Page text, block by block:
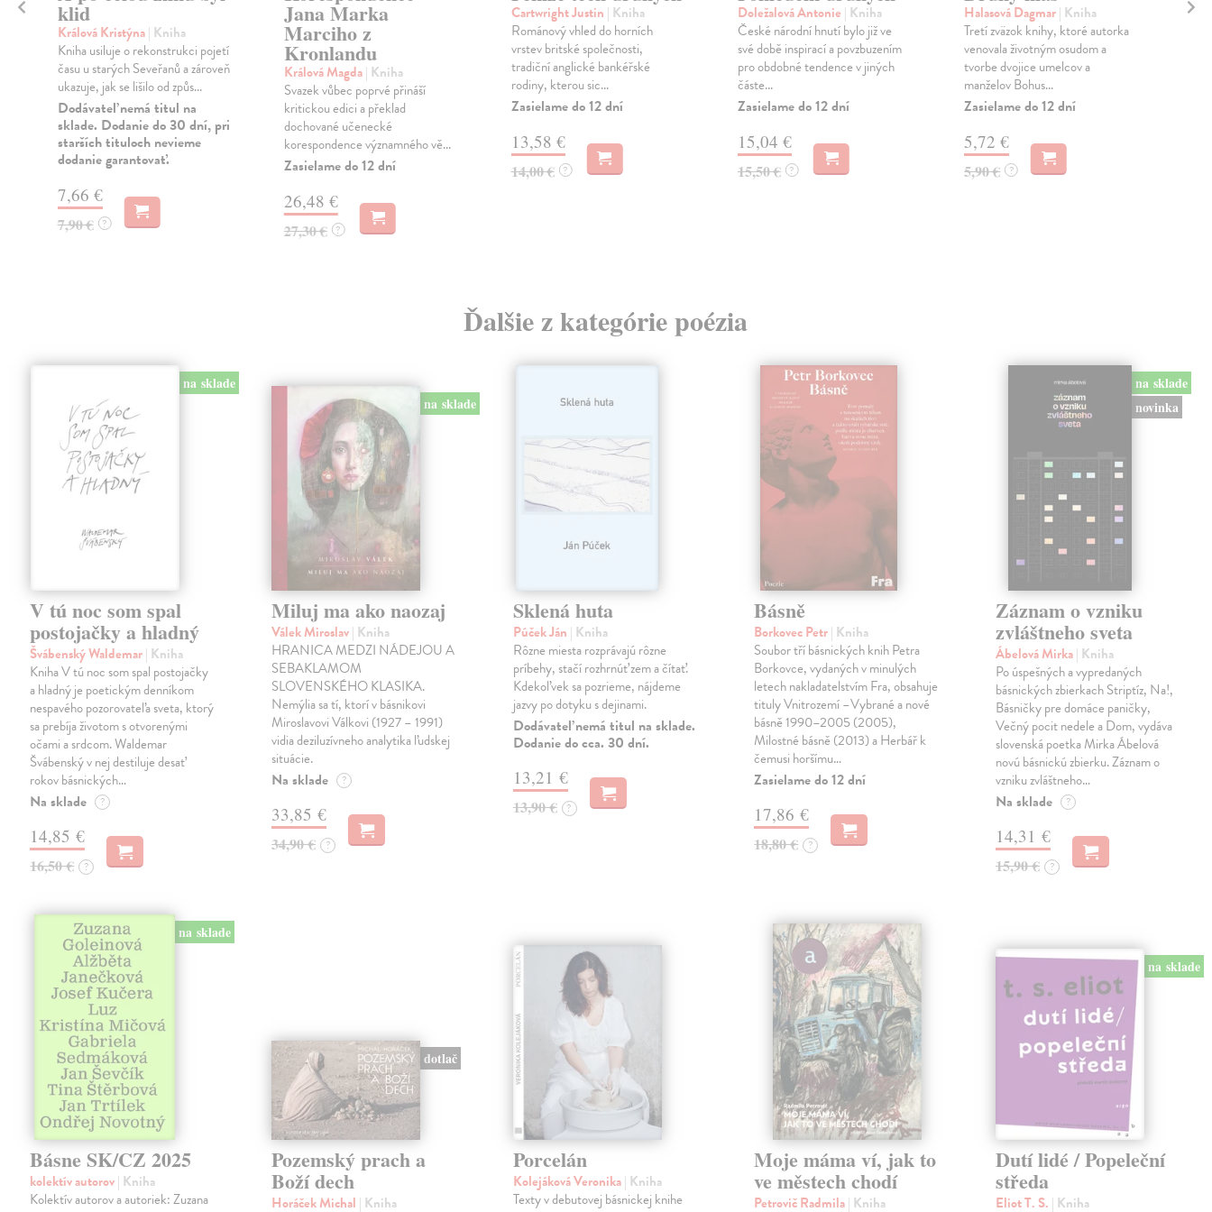
klid
Králová Kristýna| Kniha
Kniha usiluje o rekonstrukci pojetí
času u starých Seveřanů a zároveň
ukazuje, jak se lišilo od způs...
Dodávateľ nemá titul na
sklade. Dodanie do 30 dní, pri
starších tituloch nevieme
dodanie garantovať.
7,66 €
7,90 € ?
Jana Marka
Marciho z
Kronlandu
Králová Magda| Kniha
Svazek vůbec poprvé přináší
kritickou edici a překlad
dochované učenecké
korespondence významného vě...
Zasielame do 12 dní
26,48 €
27,30 € ?
Cartwright Justin | Kniha
Románový vhled do horních
vrstev britské společnosti,
tradiční anglické bankéřské
rodiny, kterou sic...
Zasielame do 12 dní
13,58 €
14,00 € ?
Doležalová Antonie | Kniha
České národní hnutí bylo již ve
své době inspirací a povzbuzením
pro obdobné tendence v jiných
částe...
Zasielame do 12 dní
15,04 €
15,50 € ?
Halasová Dagmar| Kniha
Tretí zväzok knihy, ktoré autorka
venovala životným osudom a
tvorbe dvojice umelcov a
manželov Bohus...
Zasielame do 12 dní
5,72 €
5,90 € ?
Ďalšie z kategórie poézia
na sklade
V tú noc som spal
postojačky a hladný
Švábenský Waldemar| Kniha
Kniha V tú noc som spal postojačky
a hladný je poetickým denníkom
nespavého pozorovateľa sveta, ktorý
sa prebíja životom s otvorenými
očami a srdcom. Waldemar
Švábenský v nej destiluje desať
rokov básnických…
Na sklade ?
14,85 €
16,50 € ?
na sklade
Miluj ma ako naozaj
Válek Miroslav| Kniha
HRANICA MEDZI NÁDEJOU A
SEBAKLAMOM
SLOVENSKÉHO KLASIKA.
Nemýlia sa tí, ktorí v básnikovi
Miroslavovi Válkovi (1927 – 1991)
vidia deziluzívneho analytika ľudskej
situácie.
Na sklade ?
33,85 €
34,90 € ?
Sklená huta
Púček Ján | Kniha
Rôzne miesta rozprávajú rôzne
príbehy, stačí rozhrnúť zem a čítať.
Kdekoľvek sa pozrieme, nájdeme
jazvy po dotyku s dejinami.
Dodávateľ nemá titul na sklade.
Dodanie do cca. 30 dní.
13,21 €
13,90 € ?
Básně
Borkovec Petr| Kniha
Soubor tří básnických knih Petra
Borkovce, vydaných v minulých
letech nakladatelstvím Fra, obsahuje
tituly Vnitrozemí –Vybrané a nové
básně 1990–2005 (2005),
Milostné básně (2013) a Herbář k
čemusi horšímu…
Zasielame do 12 dní
17,86 €
18,80 € ?
na sklade
novinka
Záznam o vzniku
zvláštneho sveta
Ábelová Mirka| Kniha
Po úspešných a vypredaných
básnických zbierkach Striptíz, Na!,
Básničky pre domáce paničky,
Večný pocit nedele a Dom, vydáva
slovenská poetka Mirka Ábelová
novú básnickú zbierku. Záznam o
vzniku zvláštneho…
Na sklade ?
14,31 €
15,90 € ?
na sklade
Básne SK/CZ 2025
kolektív autorov| Kniha
Kolektív autorov a autoriek: Zuzana
dotlač
Pozemský prach a
Boží dech
Horáček Michal | Kniha
Porcelán
Kolejáková Veronika| Kniha
Texty v debutovej básnickej knihe
Moje máma ví, jak to
ve městech chodí
Petrovič Radmila| Kniha
na sklade
Dutí lidé / Popeleční
středa
Eliot T. S. | Kniha